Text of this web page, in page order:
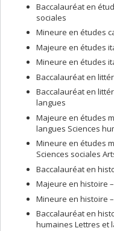
Baccalauréat en
sociales
Mineure en études
Majeure en études
Mineure en études
Baccalauréat en
Baccalauréat en
langues
Majeure en études
langues Sciences
Mineure en études
Sciences sociales
Baccalauréat en
Majeure en histoire
Mineure en histoire
Baccalauréat en
humaines Lettres et